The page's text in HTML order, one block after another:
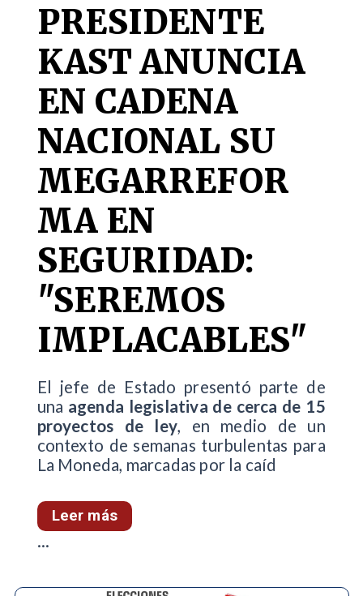
PRESIDENTE
KAST ANUNCIA
EN CADENA
NACIONAL SU
MEGARREFOR
MA EN
SEGURIDAD:
"SEREMOS
IMPLACABLES"
El jefe de Estado presentó parte de
una agenda legislativa de cerca de 15
proyectos de ley, en medio de un
contexto de semanas turbulentas para
La Moneda, marcadas por la caíd
Leer más
...